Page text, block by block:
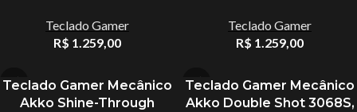
Teclado Gamer
R$ 1.259,00
Teclado Gamer
R$ 1.259,00
Teclado Gamer Mecânico
Akko Shine-Through
Teclado Gamer Mecânico
Akko Double Shot 3068S,